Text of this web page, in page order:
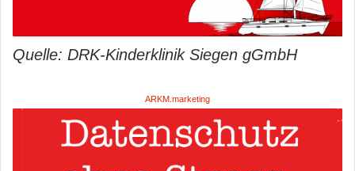
Quelle: DRK-Kinderklinik Siegen gGmbH
ARKM.marketing